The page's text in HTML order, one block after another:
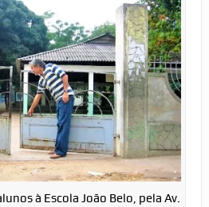
à Escola João Belo, pela Av.